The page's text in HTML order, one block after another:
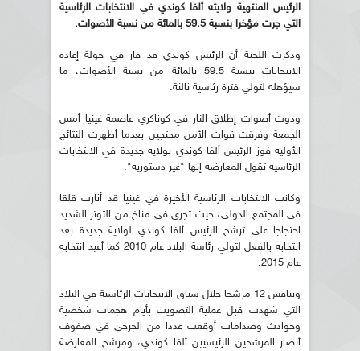
الرئيس المنتهية ولايته ألفا كوندي في الانتخابات الرئاسية
التي جرت مؤخرا بنسبة 59.5 بالمائة من نسبة الأصوات
.
وذكرت اللجنة أن الرئيس كوندي قد فاز في جولة إعادة
الانتخابات بنسبة 59.5 بالمائة من نسبة الأصوات، ما
سيؤهله لتولي فترة رئاسية ثالثة.
ودوت أصوات إطلاق النار في كوناكري عاصمة غينيا أمس
الجمعة وفرقت قوات الأمن محتجين بعدما أظهرت النتائج
الأولية فوز الرئيس ألفا كوندي بولاية جديدة في الانتخابات
الرئاسية تقول المعارضة إنها "غير دستورية".
وكانت الانتخابات الرئاسية الأخيرة في غينيا قد أثارت قلقا
في المجتمع الدولي، حيث تجرى في مناخ من التوتر الشديد
احتجاجا على ترشح الرئيس ألفا كوندي لولاية جديدة بعد
انتخابه بالفعل لتولي رئاسة البلاد عام 2010 كما أعيد انتخابه
عام 2015.
وتنافس 12 مرشحا خلال سباق الانتخابات الرئاسية في البلاد
التي شهدت قبل عملية التصويت بأيام هجمات شخصية
وحوادث وصدامات أوقعت عددا من الجرحى في صفوف
أنصار المرشحين الرئيسيين ألفا كوندي، ومرشح المعارضة